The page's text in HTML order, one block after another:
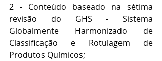
2 - Conteúdo baseado na sétima
revisão do GHS - Sistema
Globalmente Harmonizado de
Classificação e Rotulagem de
Produtos Químicos;